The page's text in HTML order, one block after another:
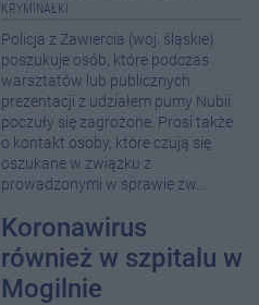
KRYMINAŁKI
Policja z Zawiercia (woj. śląskie)
poszukuje osób, które podczas
warsztatów lub publicznych
prezentacji z udziałem pumy Nubii
poczuły się zagrożone. Prosi także
o kontakt osoby, które czują się
oszukane w związku z
prowadzonymi w sprawie zw...
Koronawirus
również w szpitalu w
Mogilnie